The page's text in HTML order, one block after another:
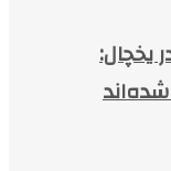
یخچال: